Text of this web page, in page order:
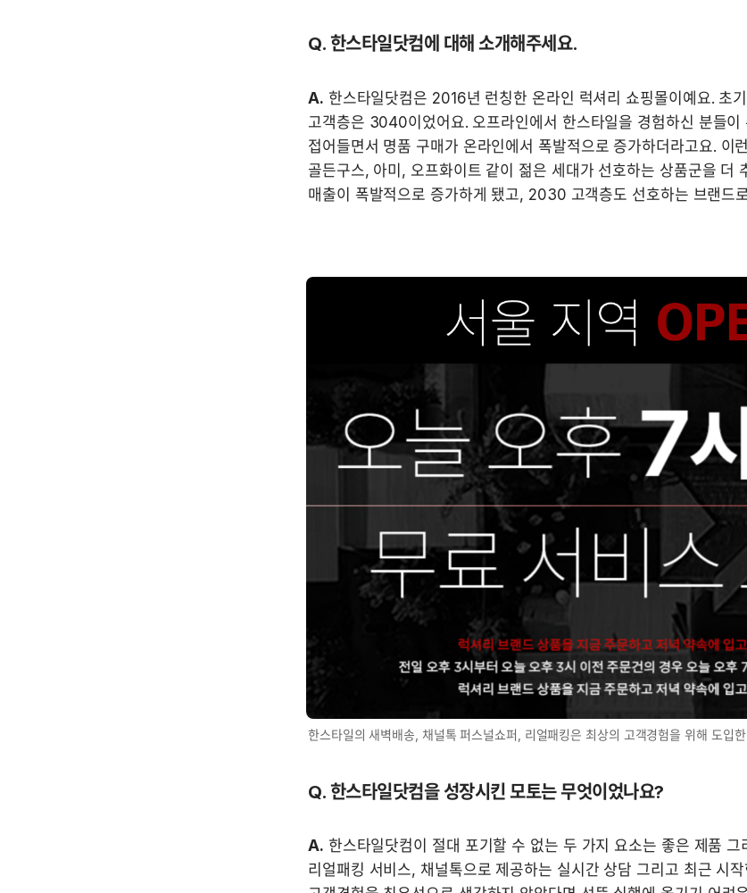
Q. 한스타일닷컴에 대해 소개해주세요.
A. 한스타일닷컴은 2016년 런칭한 온라인 럭셔리 쇼핑몰이예요. 초
고객층은 3040이었어요. 오프라인에서 한스타일을 경험하신 분들
접어들면서 명품 구매가 온라인에서 폭발적으로 증가하더라고요. 이
골든구스, 아미, 오프화이트 같이 젊은 세대가 선호하는 상품군을 더
매출이 폭발적으로 증가하게 됐고, 2030 고객층도 선호하는 브랜드
한스타일의 새벽배송, 채널톡 퍼스널쇼퍼, 리얼패킹은 최상의 고객경험을 위해 도입
Q. 한스타일닷컴을 성장시킨 모토는 무엇이었나요?
A. 한스타일닷컴이 절대 포기할 수 없는 두 가지 요소는 좋은 제품
리얼패킹 서비스, 채널톡으로 제공하는 실시간 상담 그리고 최근 시